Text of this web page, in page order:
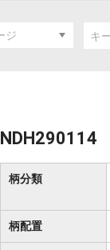
NDH290114
柄分類
柄配置